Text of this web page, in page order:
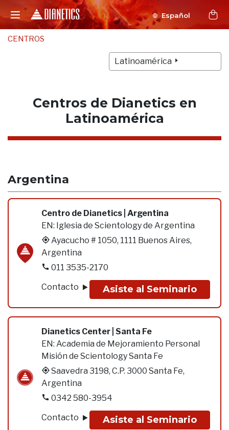
Español
CENTROS
Latinoamérica
Centros de Dianetics en
Latinoamérica
Argentina
Centro de Dianetics | Argentina
EN: Iglesia de Scientology de Argentina
Ayacucho # 1050, 1111 Buenos Aires,
Argentina
011 3535-2170
Contacto
Asiste al Seminario
Dianetics Center | Santa Fe
EN: Academia de Mejoramiento Personal
Misión de Scientology Santa Fe
Saavedra 3198, C.P. 3000 Santa Fe,
Argentina
0342 580-3954
Contacto
Asiste al Seminario